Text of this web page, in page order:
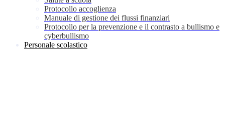
Protocollo accoglienza
Manuale di gestione dei flussi finanziari
Protocollo per la prevenzione e il contrasto a bullismo e
cyberbullismo
Personale scolastico